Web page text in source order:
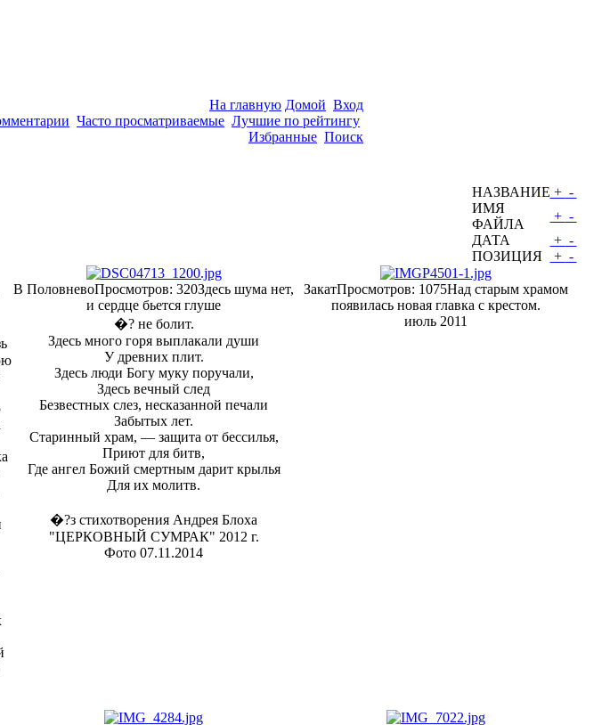
На главную Домой Вход
Часто просматриваемые Лучшие по рейтингу
Избранные Поиск
НАЗВАНИЕ + -
ИМЯ
ФАЙЛА
+ -
ДАТА
+ -
ПОЗИЦИЯ
+ -
В ПоловневоПросмотров: 320Здесь шума нет,
и сердце бьется глуше
�? не болит.
Здесь много горя выплакали души
У древних плит.
Здесь люди Богу муку поручали,
Здесь вечный след
Безвестных слез, несказанной печали
Забытых лет.
Старинный храм, — защита от бессилья,
Приют для битв,
Где ангел Божий смертным дарит крылья
Для их молитв.
�?з стихотворения Андрея Блоха
"ЦЕРКОВНЫЙ СУМРАК" 2012 г.
Фото 07.11.2014
ЗакатПросмотров: 1075Над старым храмом
появилась новая главка с крестом.
июль 2011